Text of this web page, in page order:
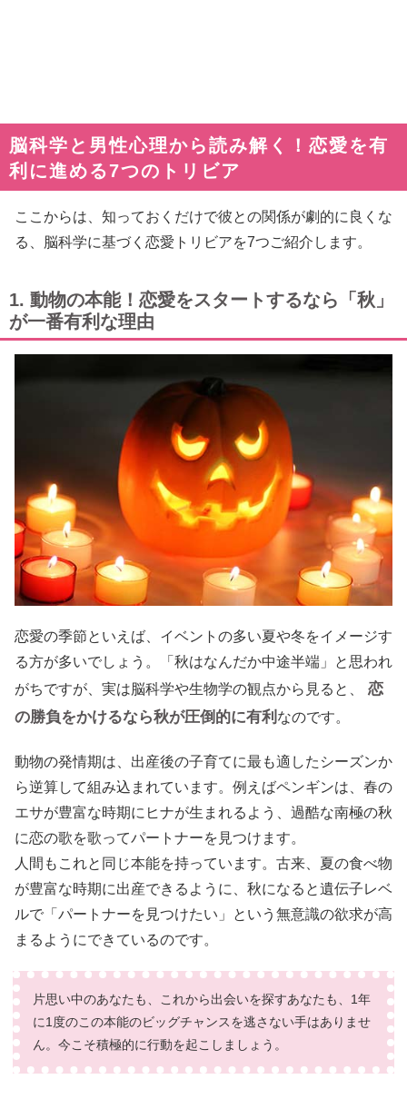
脳科学と男性心理から読み解く！恋愛を有
利に進める7つのトリビア
ここからは、知っておくだけで彼との関係が劇的に良くな
る、脳科学に基づく恋愛トリビアを7つご紹介します。
1. 動物の本能！恋愛をスタートするなら「秋」
が一番有利な理由
恋愛の季節といえば、イベントの多い夏や冬をイメージす
る方が多いでしょう。「秋はなんだか中途半端」と思われ
がちですが、実は脳科学や生物学の観点から見ると、
恋
の勝負をかけるなら秋が圧倒的に有利 なのです。
動物の発情期は、出産後の子育てに最も適したシーズンか
ら逆算して組み込まれています。例えばペンギンは、春の
エサが豊富な時期にヒナが生まれるよう、過酷な南極の秋
に恋の歌を歌ってパートナーを見つけます。
人間もこれと同じ本能を持っています。古来、夏の食べ物
が豊富な時期に出産できるように、秋になると遺伝子レベ
ルで「パートナーを見つけたい」という無意識の欲求が高
まるようにできているのです。
片思い中のあなたも、これから出会いを探すあなたも、1年
に1度のこの本能のビッグチャンスを逃さない手はありませ
ん。今こそ積極的に行動を起こしましょう。